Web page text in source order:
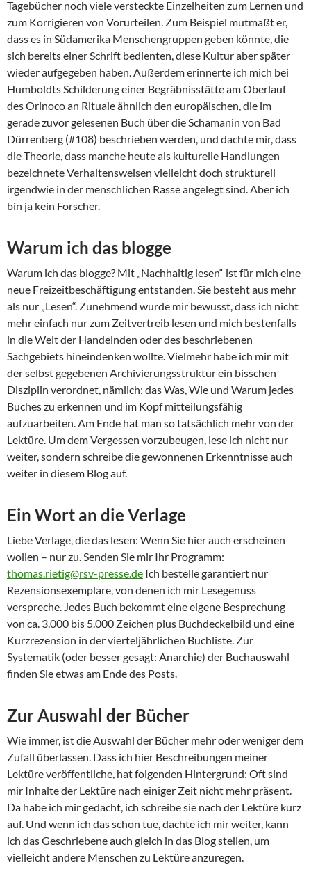
Tagebücher noch viele versteckte Einzelheiten zum Lernen und
zum Korrigieren von Vorurteilen. Zum Beispiel mutmaßt er,
dass es in Südamerika Menschengruppen geben könnte, die
sich bereits einer Schrift bedienten, diese Kultur aber später
wieder aufgegeben haben. Außerdem erinnerte ich mich bei
Humboldts Schilderung einer Begräbnisstätte am Oberlauf
des Orinoco an Rituale ähnlich den europäischen, die im
gerade zuvor gelesenen Buch über die Schamanin von Bad
Dürrenberg (#108) beschrieben werden, und dachte mir, dass
die Theorie, dass manche heute als kulturelle Handlungen
bezeichnete Verhaltensweisen vielleicht doch strukturell
irgendwie in der menschlichen Rasse angelegt sind. Aber ich
bin ja kein Forscher.
Warum ich das blogge
Warum ich das blogge? Mit „Nachhaltig lesen“ ist für mich eine
neue Freizeitbeschäftigung entstanden. Sie besteht aus mehr
als nur „Lesen“. Zunehmend wurde mir bewusst, dass ich nicht
mehr einfach nur zum Zeitvertreib lesen und mich bestenfalls
in die Welt der Handelnden oder des beschriebenen
Sachgebiets hineindenken wollte. Vielmehr habe ich mir mit
der selbst gegebenen Archivierungsstruktur ein bisschen
Disziplin verordnet, nämlich: das Was, Wie und Warum jedes
Buches zu erkennen und im Kopf mitteilungsfähig
aufzuarbeiten. Am Ende hat man so tatsächlich mehr von der
Lektüre. Um dem Vergessen vorzubeugen, lese ich nicht nur
weiter, sondern schreibe die gewonnenen Erkenntnisse auch
weiter in diesem Blog auf.
Ein Wort an die Verlage
Liebe Verlage, die das lesen: Wenn Sie hier auch erscheinen
wollen – nur zu. Senden Sie mir Ihr Programm:
thomas.rietig@rsv-presse.de Ich bestelle garantiert nur
Rezensionsexemplare, von denen ich mir Lesegenuss
verspreche. Jedes Buch bekommt eine eigene Besprechung
von ca. 3.000 bis 5.000 Zeichen plus Buchdeckelbild und eine
Kurzrezension in der vierteljährlichen Buchliste. Zur
Systematik (oder besser gesagt: Anarchie) der Buchauswahl
finden Sie etwas am Ende des Posts.
Zur Auswahl der Bücher
Wie immer, ist die Auswahl der Bücher mehr oder weniger dem
Zufall überlassen. Dass ich hier Beschreibungen meiner
Lektüre veröffentliche, hat folgenden Hintergrund: Oft sind
mir Inhalte der Lektüre nach einiger Zeit nicht mehr präsent.
Da habe ich mir gedacht, ich schreibe sie nach der Lektüre kurz
auf. Und wenn ich das schon tue, dachte ich mir weiter, kann
ich das Geschriebene auch gleich in das Blog stellen, um
vielleicht andere Menschen zu Lektüre anzuregen.